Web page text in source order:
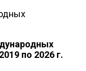
по 2026 г.